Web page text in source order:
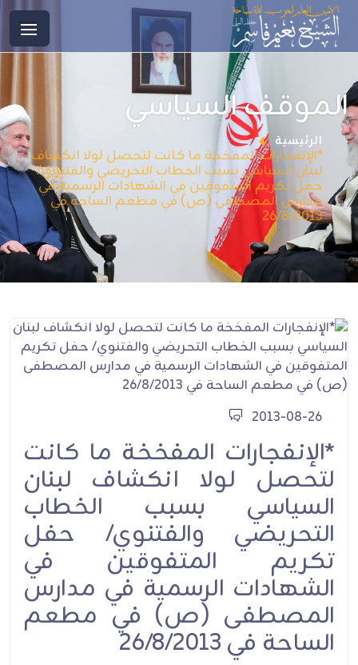
الموقف السياسي
الرئيسية
*الإنفجارات المفخخة ما كانت لتحصل لولا انكشاف
لبنان السياسي بسبب الخطاب التحريضي والفتنوي/
حفل تكريم المتفوقين في الشهادات الرسمية في
مدارس المصطفى (ص) في مطعم الساحة في
26/8/2013
2013-08-26
*الإنفجارات المفخخة ما كانت
لتحصل لولا انكشاف لبنان
السياسي بسبب الخطاب
التحريضي والفتنوي/ حفل
تكريم المتفوقين في
الشهادات الرسمية في مدارس
المصطفى (ص) في مطعم
الساحة في 26/8/2013